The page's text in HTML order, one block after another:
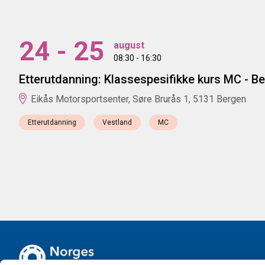
24 - 25 august
08:30 - 16:30
Etterutdanning: Klassespesifikke kurs MC -
Eikås Motorsportsenter, Søre Brurås 1, 5131 Bergen
Etterutdanning Vestland MC